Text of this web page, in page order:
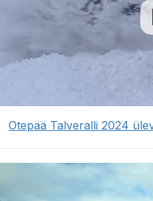
Otepää Talveralli 2024